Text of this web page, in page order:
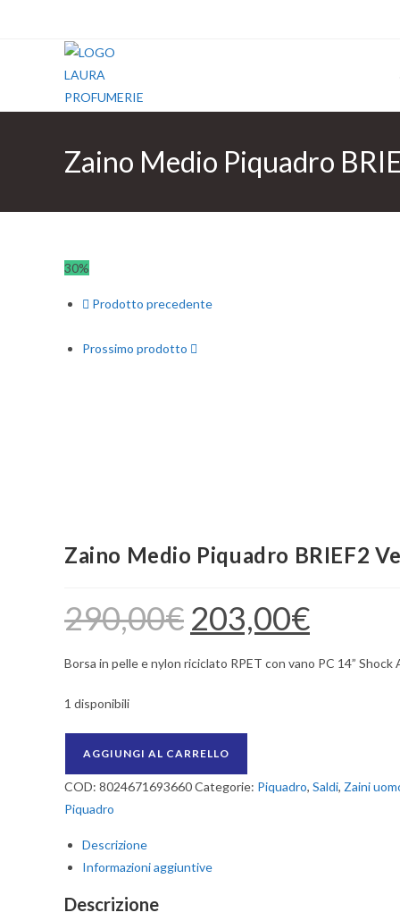
Zaino Medio Piquadro
30%
Prodotto precedente
Prossimo prodotto
Zaino Medio Piquadro BRIEF2
290,00€
Il
prezzo
originale
290,00€.
203,00€Il
attuale
203,00€.
Borsa in pelle e nylon riciclato RPET con vano PC 14”
1 disponibili
Piquadro
BRIEF2
quantità
AGGIUNGI AL CARRELLO
COD: 8024671693660Categorie: Piquadro, Saldi, Zaini
Piquadro
Descrizione
Informazioni aggiuntive
Descrizione